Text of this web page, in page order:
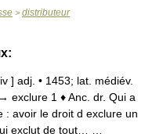
> distributeur
] adj. • 1453; lat. médiév.
exclure 1 ♦ Anc. dr. Qui a
: avoir le droit d exclure un
exclut de tout… …